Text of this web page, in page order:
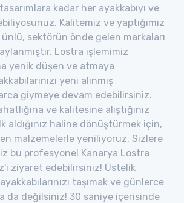
kadar her ayakkabıyı ve
Kalitemiz ve yaptığımız
sektörün önde gelen markaları
Lostra işlemimiz
yenik düşen ve atmaya
yeni alınmış
giymeye devam edebilirsiniz.
ve kalitesine alıştığınız
aldığınız haline dönüştürmek için,
malzemelerle yeniliyoruz. Sizlere
bu profesyonel Kanarya Lostra
ziyaret edebilirsiniz! Üstelik
taşımak ve günlerce
da değilsiniz! 30 saniye içerisinde